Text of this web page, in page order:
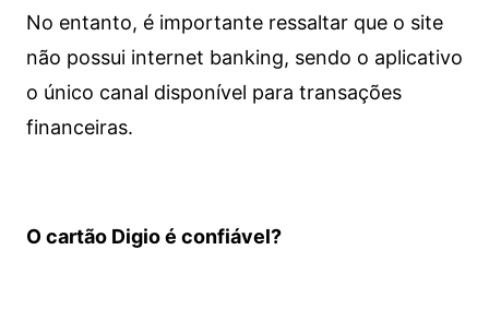
No entanto, é importante ressaltar que o site
não possui internet banking, sendo o aplicativo
o único canal disponível para transações
financeiras.
O cartão Digio é confiável?